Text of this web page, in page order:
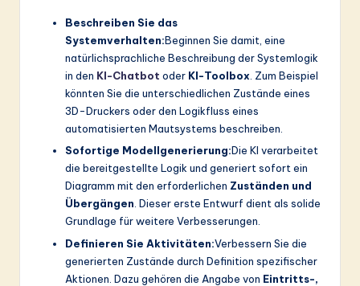
Beschreiben Sie das
Systemverhalten:Beginnen Sie damit, eine
natürlichsprachliche Beschreibung der Systemlogik
in den KI-Chatbot oder KI-Toolbox. Zum Beispiel
könnten Sie die unterschiedlichen Zustände eines
3D-Druckers oder den Logikfluss eines
automatisierten Mautsystems beschreiben.
Sofortige Modellgenerierung:Die KI verarbeitet
die bereitgestellte Logik und generiert sofort ein
Diagramm mit den erforderlichen Zuständen und
Übergängen. Dieser erste Entwurf dient als solide
Grundlage für weitere Verbesserungen.
Definieren Sie Aktivitäten:Verbessern Sie die
generierten Zustände durch Definition spezifischer
Aktionen. Dazu gehören die Angabe von Eintritts-,